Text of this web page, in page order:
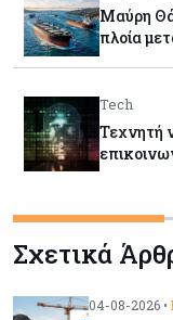
Μαύρη
πλοία
Tech
Τεχνητή
Κόσμος
Ορμούζ:
Στενών –
Σχετικά
04-08-2026 •